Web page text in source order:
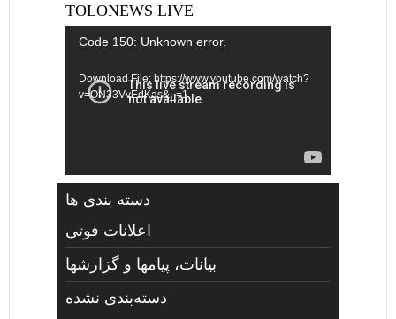
TOLONEWS LIVE
Video
Code 150: Unknown error.
Download File: https://www.youtube.com/watch?
v=ON33VvEdKas&_=1
دسته بندی ها
اعلانات فوتی
بیانات، پیامها و گزارشها
دسته‌بندی نشده